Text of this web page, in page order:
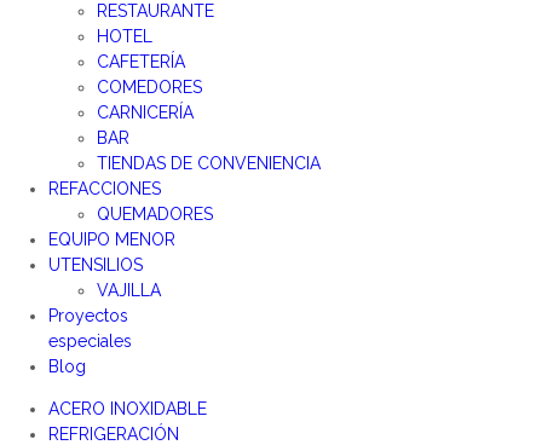
RESTAURANTE
HOTEL
CAFETERÍA
COMEDORES
CARNICERÍA
BAR
TIENDAS DE CONVENIENCIA
REFACCIONES
QUEMADORES
EQUIPO MENOR
UTENSILIOS
VAJILLA
Proyectos
especiales
Blog
ACERO INOXIDABLE
REFRIGERACIÓN